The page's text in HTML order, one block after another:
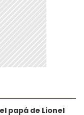
papá de Lionel